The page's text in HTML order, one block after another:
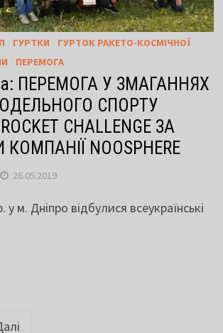
ГУРТКИ
ГУРТОК РАКЕТО-КОСМІЧНОЇ
ПЕРЕМОГА
ПЕРЕМОГА У ЗМАГАННЯХ
СПОРТУ
CHALLENGE ЗА
NOOSPHERE
26.05.2019
у м. Дніпро відбулися всеукраїнські